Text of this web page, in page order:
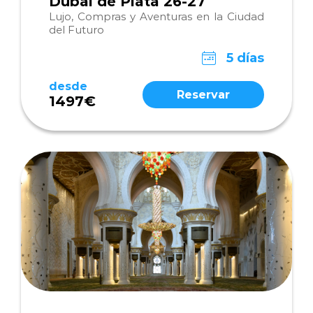
Lujo, Compras y Aventuras en la Ciudad
del Futuro
5 días
desde
1497€ Reservar